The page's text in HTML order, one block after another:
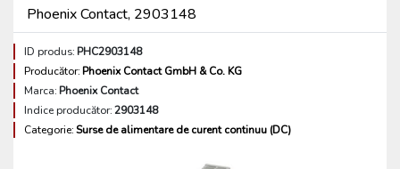
Phoenix Contact, 2903148
ID produs:PHC2903148
Producător:Phoenix Contact GmbH & Co. KG
Marca:Phoenix Contact
Indice producător:2903148
Categorie:Surse de alimentare de curent continuu (DC)